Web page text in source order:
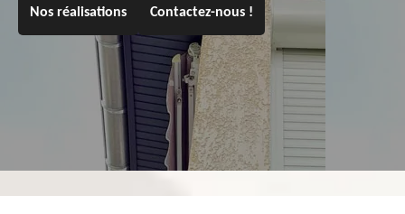
Nos réalisations Contactez-nous !